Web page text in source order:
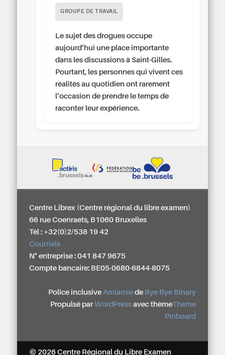
GROUPE DE TRAVAIL
Le sujet des drogues occupe
aujourd’hui une place importante
dans les discussions à Saint-Gilles.
Pourtant, les personnes qui vivent ces
réalités au quotidien ont rarement
l’occasion de prendre le temps de
raconter leur expérience.
Centre Librex (Centre régional du libre examen)
66 rue Coenraets, B1060 Bruxelles
Tél : +32(0)2/538 19 42
Courriels
N° entreprise : 041 847 9675
Compte bancaire: BE05-0680-6844-8075
Police inclusive Amiamiede Bye Bye Binary
Propulsé par WordPressavec thèmeThème
Pinboard
© 2026 Centre Régional du Libre Examen